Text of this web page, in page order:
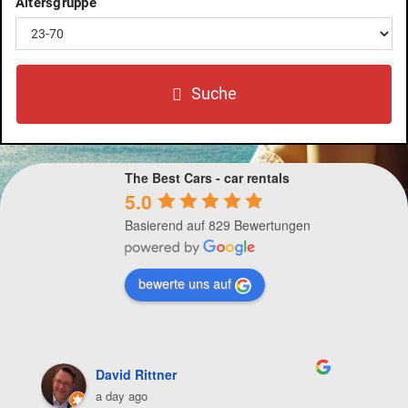
FAQ
Suche
The Best Cars - car rentals
5.0
Basierend auf 829 Bewertungen
bewerte uns auf
David Rittner
a day ago